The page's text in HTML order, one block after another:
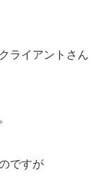
ライアントさん
ですが